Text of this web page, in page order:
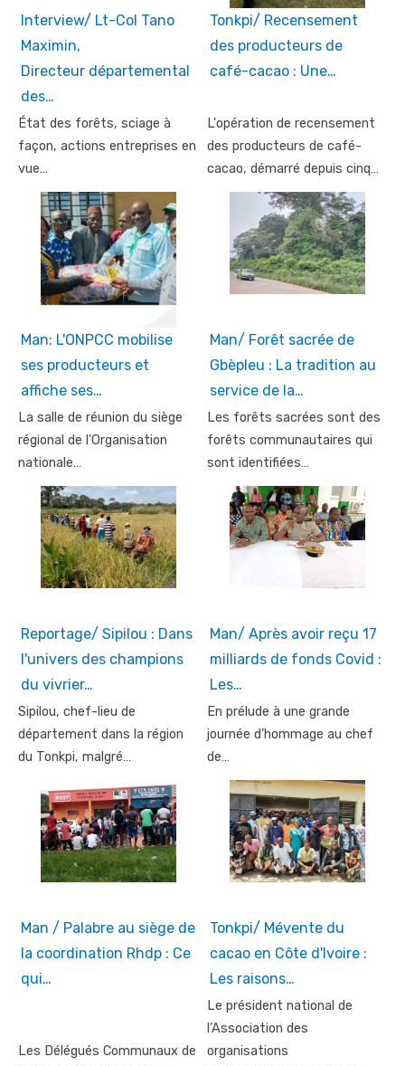
Interview/ Lt-Col Tano
Maximin,
Directeur départemental
des…
État des forêts, sciage à
façon, actions entreprises en
vue…
Tonkpi/ Recensement
des producteurs de
café-cacao : Une…
L'opération de recensement
des producteurs de café-
cacao, démarré depuis cinq…
Man: L'ONPCC mobilise
ses producteurs et
affiche ses…
La salle de réunion du siège
régional de l'Organisation
nationale…
Man/ Forêt sacrée de
Gbèpleu : La tradition au
service de la…
Les forêts sacrées sont des
forêts communautaires qui
sont identifiées…
Reportage/ Sipilou : Dans
l'univers des champions
du vivrier…
Sipilou, chef-lieu de
département dans la région
du Tonkpi, malgré…
Man/ Après avoir reçu 17
milliards de fonds Covid :
Les…
En prélude à une grande
journée d’hommage au chef
de…
Man / Palabre au siège de
la coordination Rhdp : Ce
qui…
Les Délégués Communaux de
Tonkpi/ Mévente du
cacao en Côte d'Ivoire :
Les raisons…
Le président national de
l’Association des
organisations